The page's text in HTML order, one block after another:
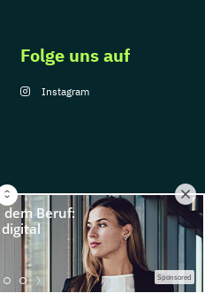
Sponsored
Folge uns auf
Instagram
Nutzungsbedingungen